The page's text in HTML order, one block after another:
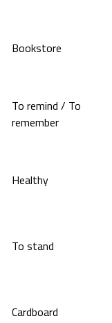
Bookstore
To remind / To
remember
Healthy
To stand
Cardboard